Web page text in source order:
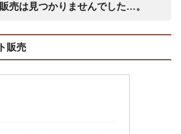
売は見つかりませんでした…。
販売